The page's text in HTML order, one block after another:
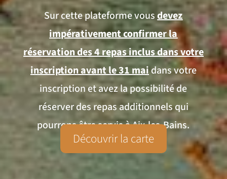
Sur cette plateforme vousdevez
impérativement confirmer la
réservation des 4 repas inclus dans votre
inscription avant le 31 maidans votre
inscription et avez la possibilité de
réserver des repas additionnels qui
pourrons être servis à Aix-les-Bains.
Découvrir la carte